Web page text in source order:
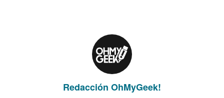
Redacción OhMyGeek!